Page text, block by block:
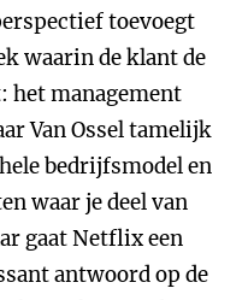
toevoegt
waarin de klant de
het management
Van Ossel tamelijk
bedrijfsmodel en
waar je deel van
gaat Netflix een
antwoord op de